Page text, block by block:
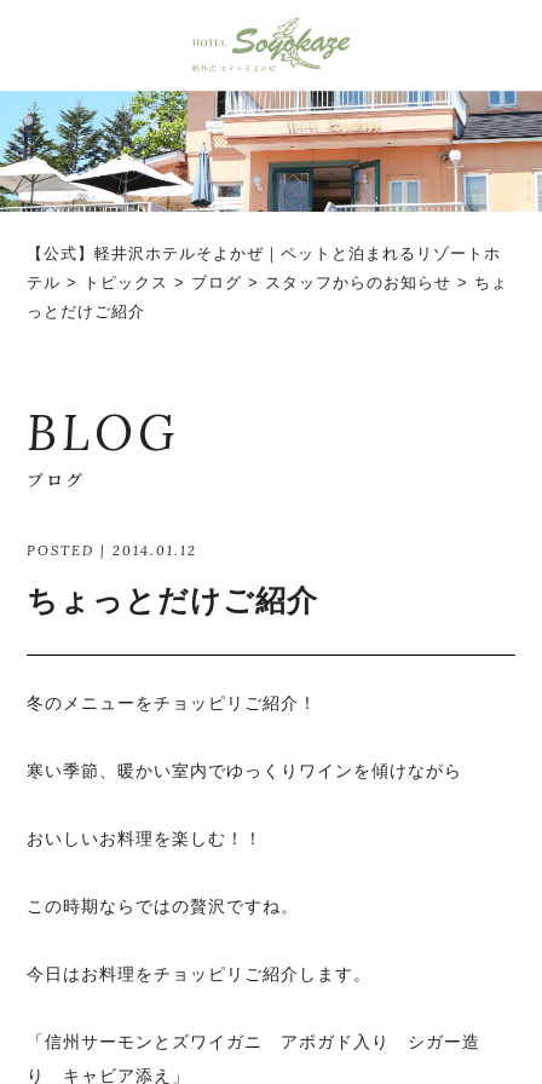
【公式】軽井沢ホテルそよかぜ｜ペットと泊まれるリゾートホ
テル > トピックス > ブログ > スタッフからのお知らせ > ちょ
っとだけご紹介
BLOG
ブログ
POSTED | 2014.01.12
ちょっとだけご紹介
冬のメニューをチョッピリご紹介！
寒い季節、暖かい室内でゆっくりワインを傾けながら
おいしいお料理を楽しむ！！
この時期ならではの贅沢ですね。
今日はお料理をチョッピリご紹介します。
「信州サーモンとズワイガニ アボガド入り シガー造
り キャビア添え」